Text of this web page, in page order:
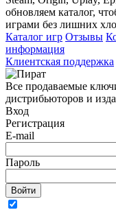
обновляем каталог,
играми без лишних
Каталог игр Отзывы
информация
Клиентская поддержка
Все продаваемые
дистрибьюторов и
Вход
Регистрация
E-mail
Пароль
Войти